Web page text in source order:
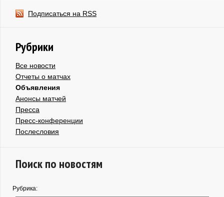
Подписаться на RSS
Рубрики
Все новости
Отчеты о матчах
Объявления
Анонсы матчей
Пресса
Пресс-конференции
Послесловия
Поиск по новостям
Рубрика: